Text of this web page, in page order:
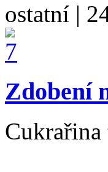
ostatní |
Zdobení